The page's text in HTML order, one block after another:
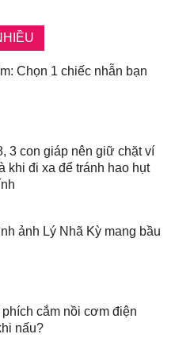
Chọn 1 chiếc nhẫn bạn
3 con giáp nên giữ chặt ví
khi đi xa để tránh hao hụt
ảnh Lý Nhã Kỳ mang bầu
cắm nồi cơm điện
nấu?